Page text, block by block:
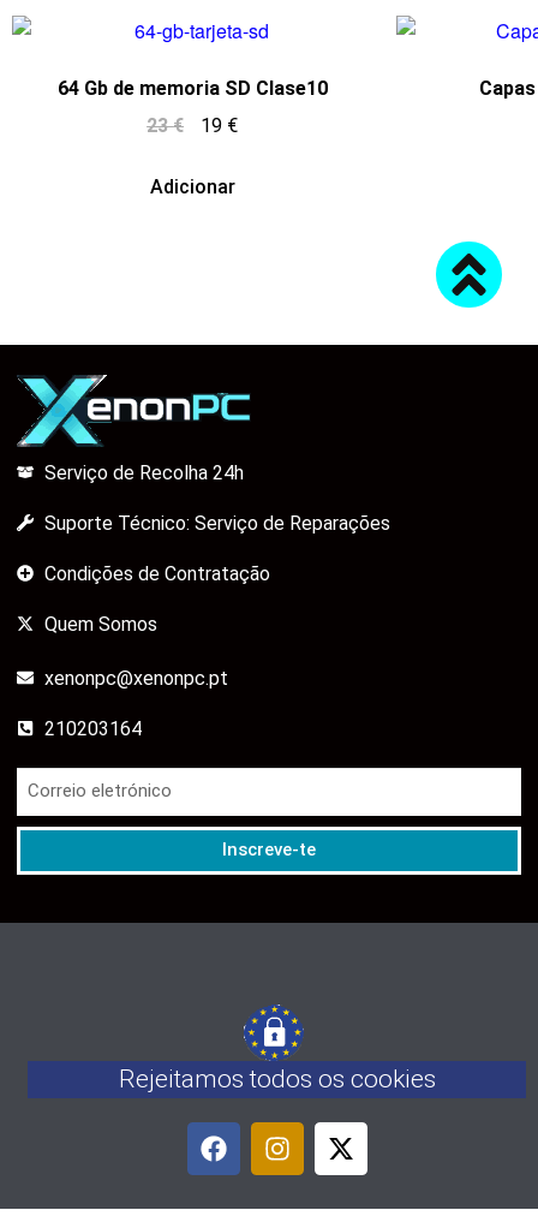
64 Gb de memoria SD Clase10
23€ 19 €
Adicionar
Serviço de Recolha 24h
Suporte Técnico: Serviço de Reparações
Condições de Contratação
Quem Somos
xenonpc@xenonpc.pt
210203164
Inscreve-te
Rejeitamos todos os cookies